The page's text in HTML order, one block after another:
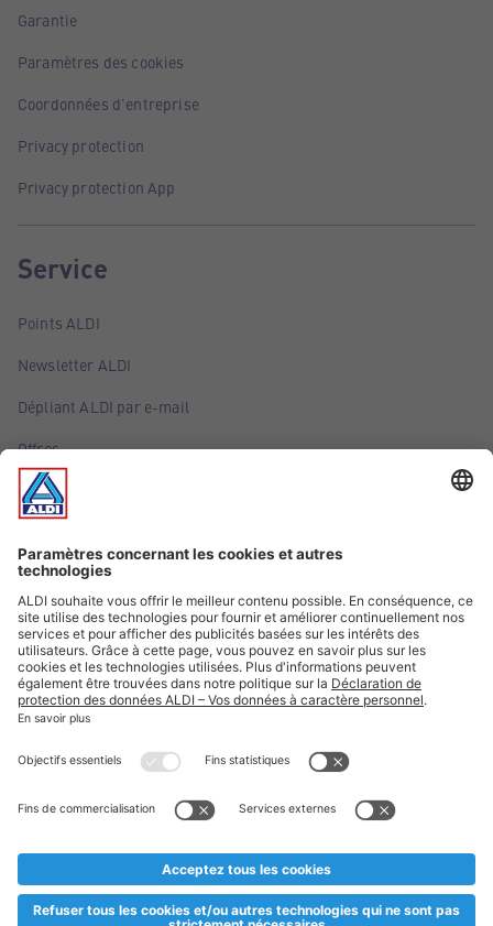
Garantie
Paramètres des cookies
Coordonnées d'entreprise
Privacy protection
Privacy protection App
Service
Points ALDI
Newsletter ALDI
Dépliant ALDI par e-mail
Offres
Infos essentielles
Suivez ALDI Luxembourg
Textes marqués d'un astérisque et mentions légales
esoulaang bis de Stock eidel ass. Mir soen Iech Merci fir Äert
Planifikatioun ausverkaaft sollte sinn. De VALORLUX-Präis an
** Op dësem Site huet d'Benotze vun der männlecher Form eng
besser Liesbarkeet am Sënn an huet keng diskriminéierend